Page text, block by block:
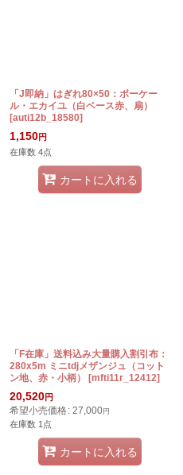
「J即納」はぎれ80×50：ボーケー
ル・エカイユ（白ベース赤、扇）
[auti12b_18580]
1,150円
在庫数 4点
カートに入れる
「F在庫」送料込み大量購入割引布：
280x5m ミニtdjメザンジュ（コット
ン地、赤・小柄）
[mfti11r_12412]
20,520円
希望小売価格: 27,000円
在庫数 1点
カートに入れる